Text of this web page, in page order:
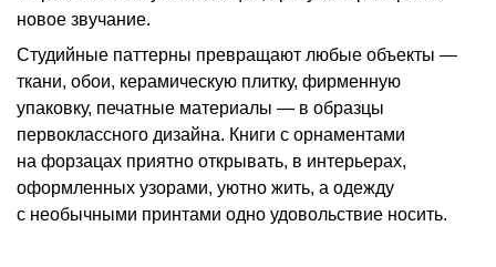
новое звучание.
Студийные паттерны превращают любые объекты —
ткани, обои, керамическую плитку, фирменную
упаковку, печатные материалы — в образцы
первоклассного дизайна. Книги с орнаментами
на форзацах приятно открывать, в интерьерах,
оформленных узорами, уютно жить, а одежду
с необычными принтами одно удовольствие носить.